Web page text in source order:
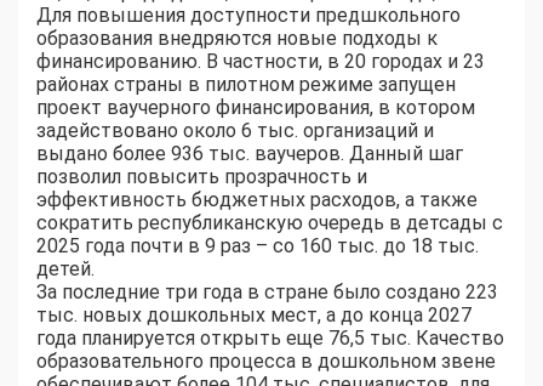
Для повышения доступности предшкольного
образования внедряются новые подходы к
финансированию. В частности, в 20 городах и 23
районах страны в пилотном режиме запущен
проект ваучерного финансирования, в котором
задействовано около 6 тыс. организаций и
выдано более 936 тыс. ваучеров. Данный шаг
позволил повысить прозрачность и
эффективность бюджетных расходов, а также
сократить республиканскую очередь в детсады с
2025 года почти в 9 раз – со 160 тыс. до 18 тыс.
детей.
За последние три года в стране было создано 223
тыс. новых дошкольных мест, а до конца 2027
года планируется открыть еще 76,5 тыс. Качество
образовательного процесса в дошкольном звене